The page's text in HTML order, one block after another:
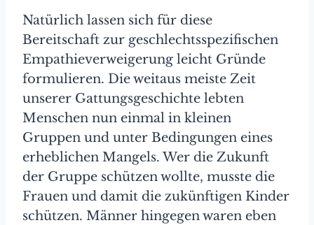
Natürlich lassen sich für diese
Bereitschaft zur geschlechtsspezifischen
Empathieverweigerung leicht Gründe
formulieren. Die weitaus meiste Zeit
unserer Gattungsgeschichte lebten
Menschen nun einmal in kleinen
Gruppen und unter Bedingungen eines
erheblichen Mangels. Wer die Zukunft
der Gruppe schützen wollte, musste die
Frauen und damit die zukünftigen Kinder
schützen. Männer hingegen waren eben